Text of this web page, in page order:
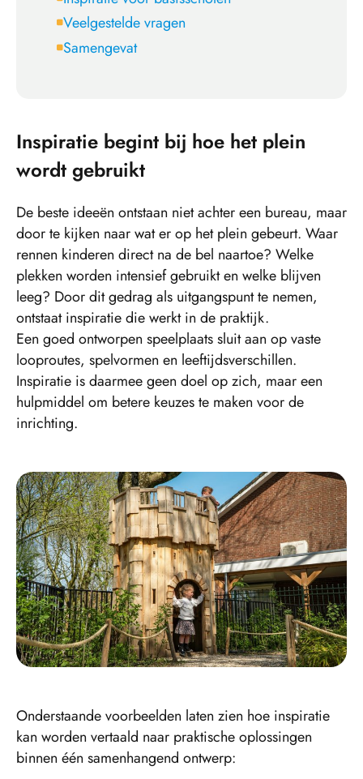
Veelgestelde vragen
Samengevat
Inspiratie begint bij hoe het plein
wordt gebruikt
De beste ideeën ontstaan niet achter een bureau, maar
door te kijken naar wat er op het plein gebeurt. Waar
rennen kinderen direct na de bel naartoe? Welke
plekken worden intensief gebruikt en welke blijven
leeg? Door dit gedrag als uitgangspunt te nemen,
ontstaat inspiratie die werkt in de praktijk.
Een goed ontworpen speelplaats sluit aan op vaste
looproutes, spelvormen en leeftijdsverschillen.
Inspiratie is daarmee geen doel op zich, maar een
hulpmiddel om betere keuzes te maken voor de
inrichting.
Onderstaande voorbeelden laten zien hoe inspiratie
kan worden vertaald naar praktische oplossingen
binnen één samenhangend ontwerp: